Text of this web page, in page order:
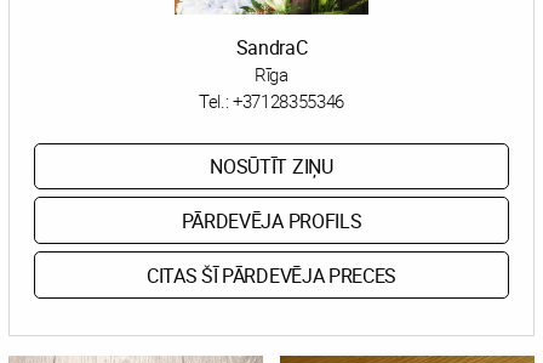
SandraC
Rīga
Tel.: +37128355346
NOSŪTĪT ZIŅU
PĀRDEVĒJA PROFILS
CITAS ŠĪ PĀRDEVĒJA PRECES